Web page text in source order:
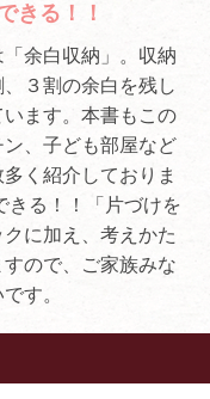
きる！！
余白収納」。収納
３割の余白を残し
ます。本書もこの
、子ども部屋など
く紹介しておりま
きる！！「片づけを
に加え、考えかた
ので、ご家族みな
す。